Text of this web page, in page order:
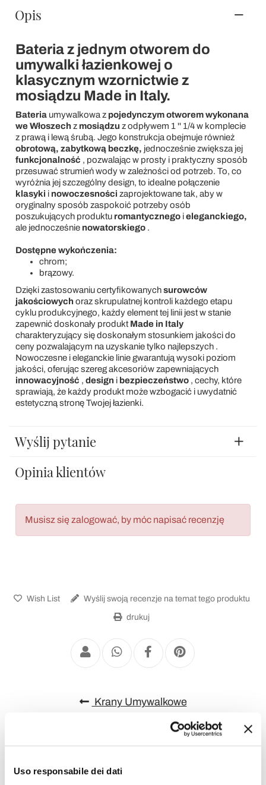
Uso responsabile dei dati
Opis
Bateria z jednym otworem do
umywalki łazienkowej o
klasycznym wzornictwie z
mosiądzu Made in Italy.
Bateriaumywalkowa z pojedynczym otworem wykonana
we Włoszech z mosiądzu z odpływem 1 '' 1/4 w komplecie
z prawą i lewą śrubą. Jego konstrukcja obejmuje również
obrotową, zabytkową beczkę, jednocześnie zwiększa jej
funkcjonalność , pozwalając w prosty i praktyczny sposób
przesuwać strumień wody w zależności od potrzeb. To, co
wyróżnia jej szczególny design, to idealne połączenie
klasyki i nowoczesności zaprojektowane tak, aby w
oryginalny sposób zaspokoić potrzeby osób
poszukujących produktu romantycznegoieleganckiego,
ale jednocześnie nowatorskiego.
Dostępne wykończenia:
chrom;
brązowy.
Dzięki zastosowaniu certyfikowanychsurowców
jakościowych oraz skrupulatnej kontroli każdego etapu
cyklu produkcyjnego, każdy element tej linii jest w stanie
zapewnić doskonały produkt Made in Italy
charakteryzujący się doskonałym stosunkiem jakości do
ceny pozwalającym na uzyskanie tylko najlepszych .
Nowoczesne i eleganckie linie gwarantują wysoki poziom
jakości, oferując szereg akcesoriów zapewniających
innowacyjność , design i bezpieczeństwo, cechy, które
sprawiają, że każdy produkt może wzbogacić i uwydatnić
estetyczną stronę Twojej łazienki.
Wyślij pytanie
Opinia klientów
Musisz się zalogować, by móc napisać recenzję
Wish List Wyślij swoją recenzje na temat tego produktu
drukuj
Krany Umywalkowe